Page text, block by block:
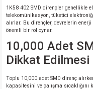
1K58 402 SMD dirençler genellikle
telekomünikasyon, tüketici
alırlar. Bu dirençler, devrelerin
önemli bir rol oynar.
10,000 Adet
Dikkat Edilmesi
Toplu 10,000 adet SMD direnç
kapasitesini ve çalışma